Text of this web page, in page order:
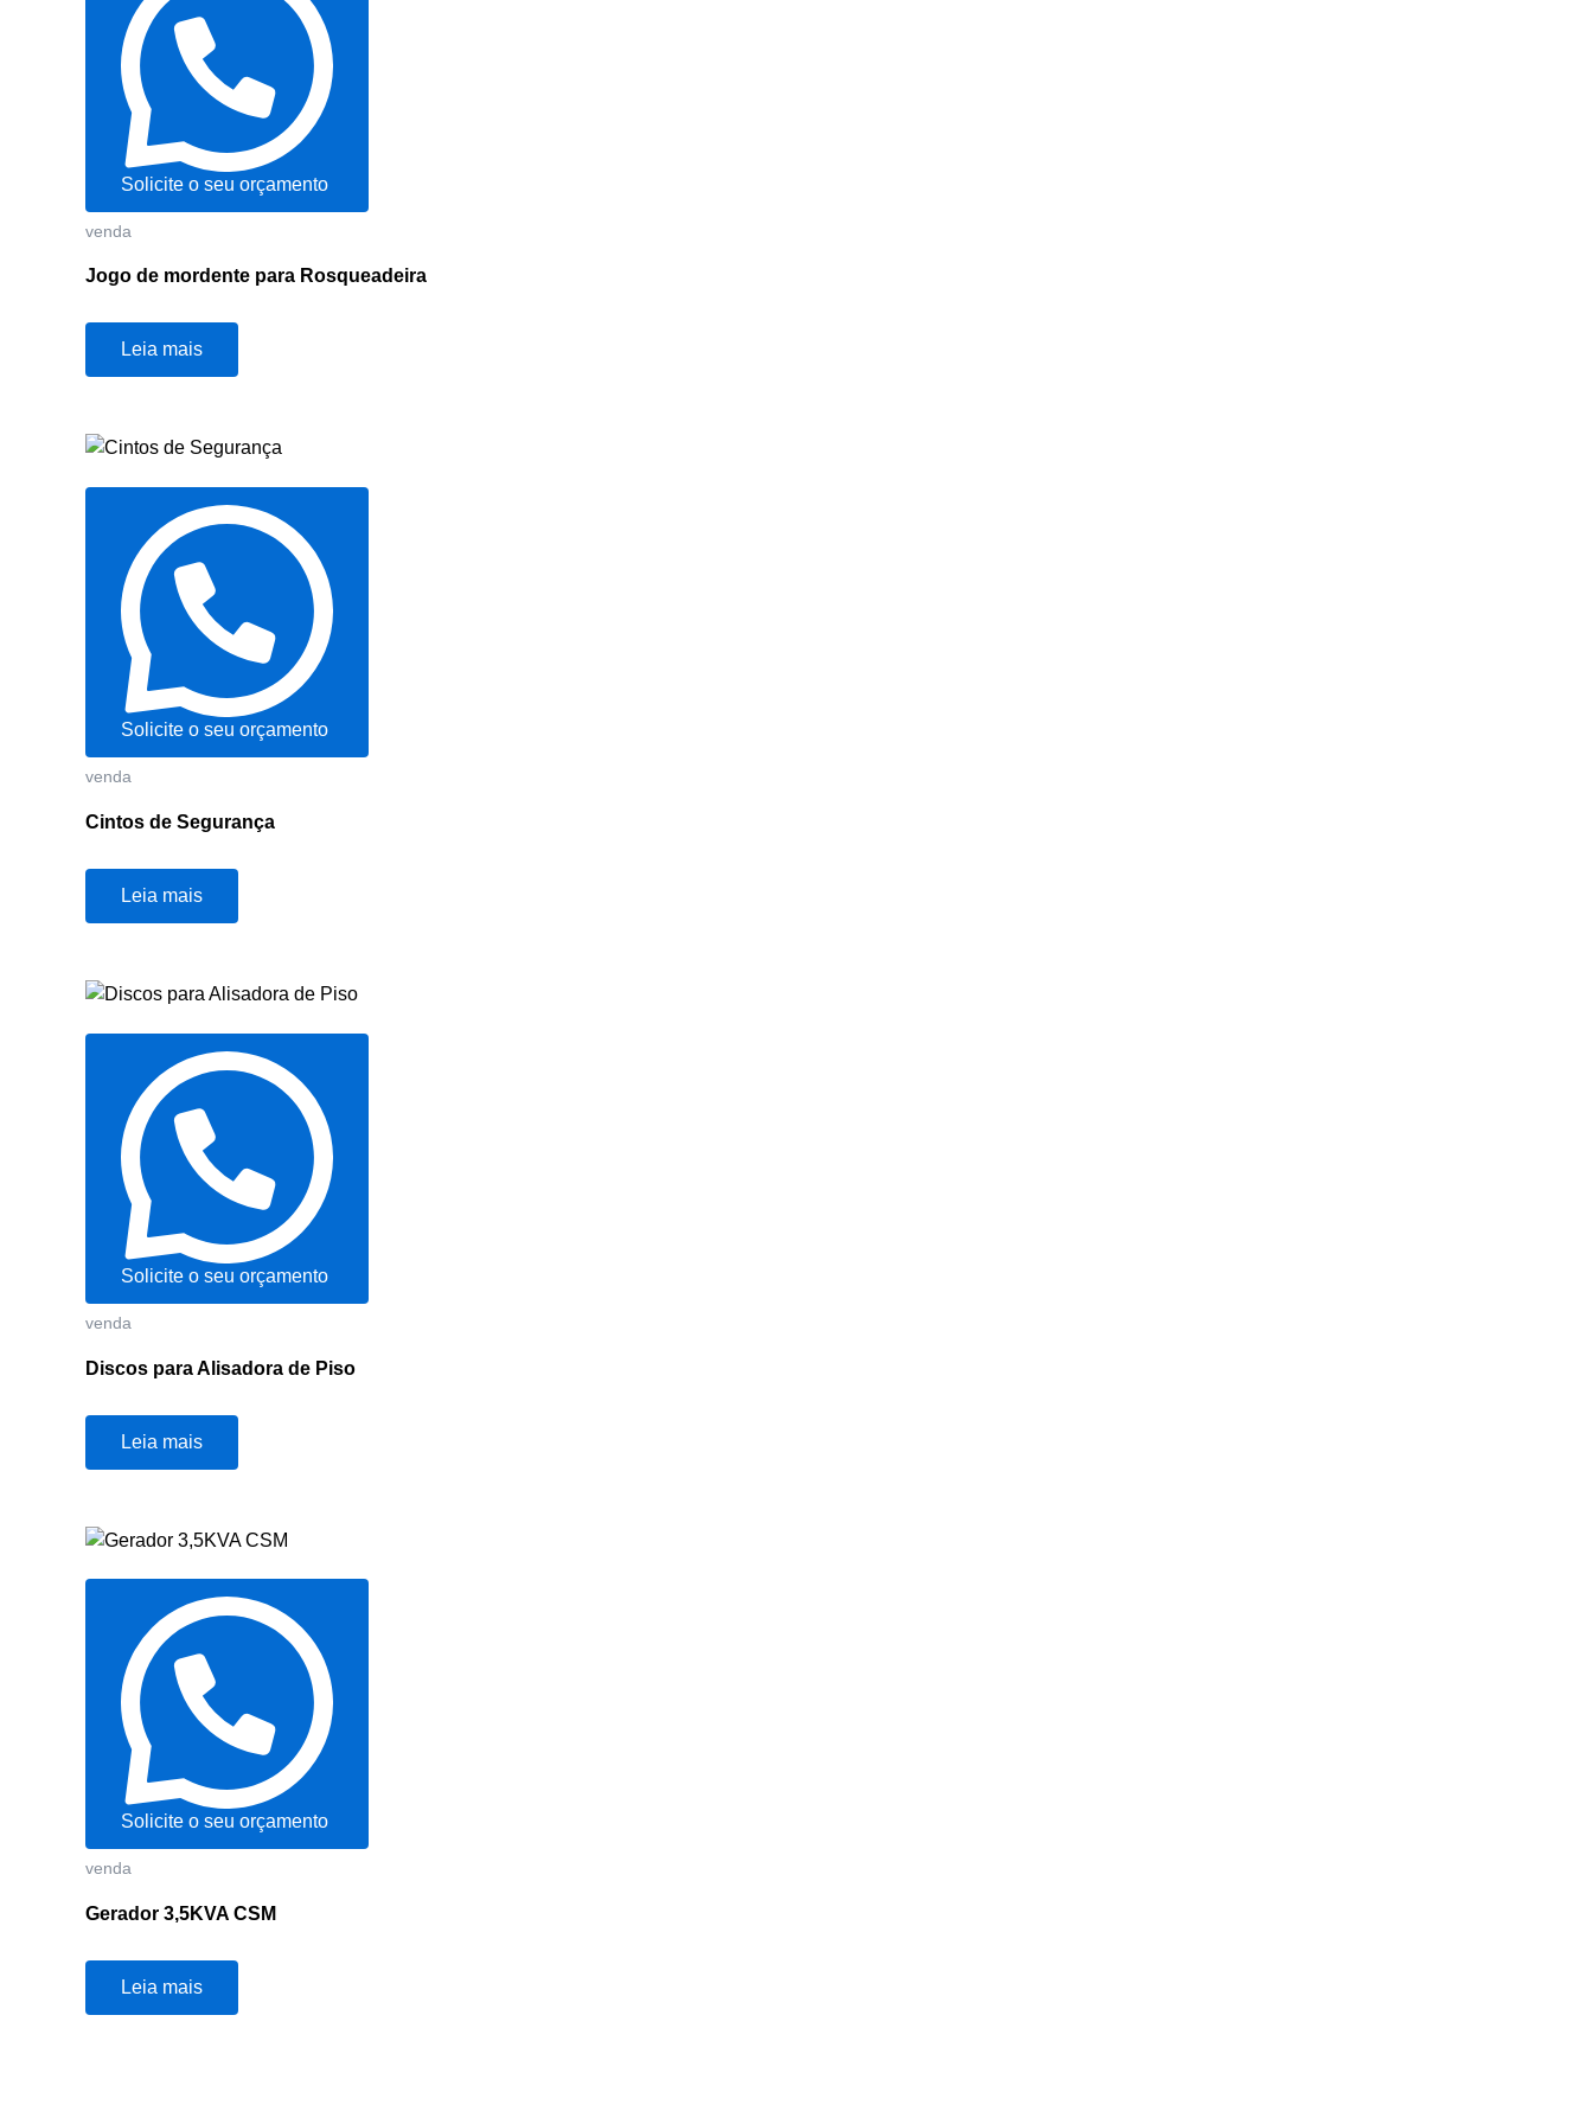
Solicite o seu orçamento
venda
Jogo de mordente para Rosqueadeira
Leia mais
Solicite o seu orçamento
venda
Cintos de Segurança
Leia mais
Solicite o seu orçamento
venda
Discos para Alisadora de Piso
Leia mais
Solicite o seu orçamento
venda
Gerador 3,5KVA CSM
Leia mais